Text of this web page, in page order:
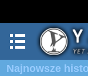
Najnowsze